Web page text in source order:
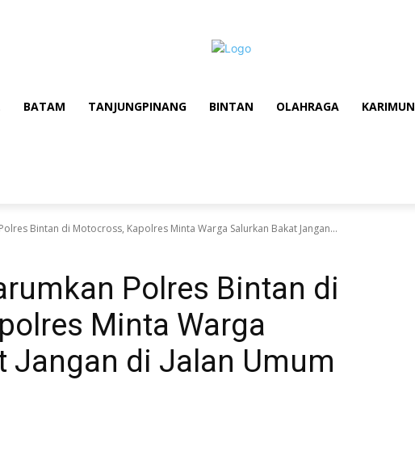
BATAM TANJUNGPINANG BINTAN OLAHRAGA KARIMUN
Bintan di Motocross, Kapolres Minta Warga Salurkan Bakat Jangan...
Polres Bintan di
Minta Warga
Jangan di Jalan Umum